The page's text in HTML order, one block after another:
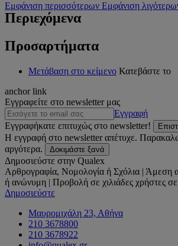
Εμφάνιση περισσότερων Εμφάνιση
Περιεχόμενα
Προσαρτήματα
Μετάβαση στο κείμενο Κατεβάστε το
anchor link
Εγγραφείτε στο newsletter μας
Εγγραφή
Εγγραφήκατε επιτυχώς στο newsletter!
Η εγγραφή στο newsletter απέτυχε.
αργότερα.
Δοκιμάστε ξανά
Δημοσιεύστε στην Qualex
Αρθρογραφία, Νομολογία ή Σχόλια | Άμεση
ή ανώνυμη | Προβολή σε χιλιάδες χρήστες
Δημοσιεύστε
Μαυρομιχάλη 23, Αθήνα
210 3678800
210 3678922